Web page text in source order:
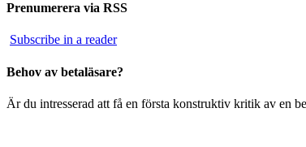
Prenumerera via RSS
Subscribe in a reader
Behov av betaläsare?
Är du intresserad att få en första konstruktiv kritik av en